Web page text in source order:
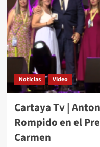
Noticias Video
Cartaya Tv |
Rompido en el
Carmen